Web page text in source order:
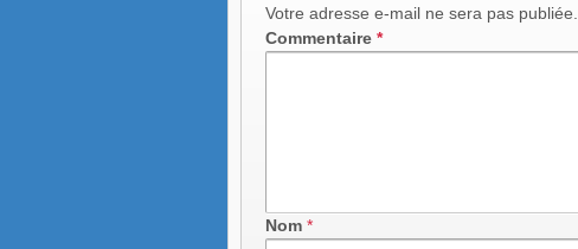
Votre adresse e-mail ne sera pas publiée.
Commentaire *
Nom *